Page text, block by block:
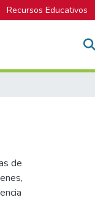
Recursos Educativos
de